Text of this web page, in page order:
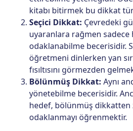
kitabı bitirmek bu dikkat
Seçici Dikkat: Çevredeki
uyaranlara rağmen sadece
odaklanabilme becerisidir.
öğretmeni dinlerken yan
fısıltısını görmezden
Bölünmüş Dikkat: Aynı
yönetebilme becerisidir.
hedef, bölünmüş dikkatten
odaklanmayı öğrenmektir.